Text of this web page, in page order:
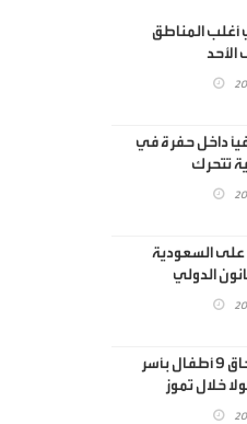
أغلب المناطق
الأحد
داخل حفرة في
تتحرك
على السعودية
الدولي
‏التنمية الاجتماعية: التحاق 9 أطفال بأسر